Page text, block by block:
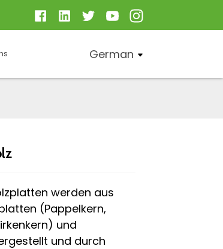
German
werden aus
(Pappelkern,
und
und durch